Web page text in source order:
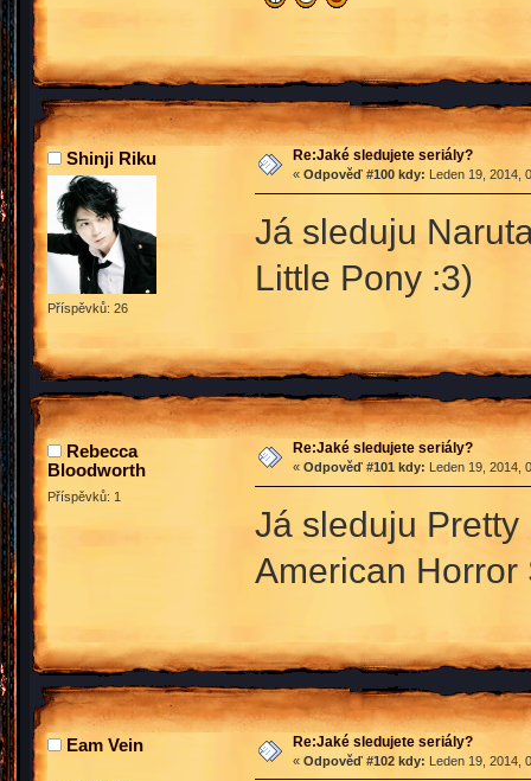
Shinji Riku
Příspěvků: 26
Re:Jaké sledujete seriály?
« Odpověď #100 kdy: Leden 19, 2014,
Já sleduju
Little Pony :3)
Rebecca
Bloodworth
Příspěvků: 1
Re:Jaké sledujete seriály?
« Odpověď #101 kdy: Leden 19, 2014,
Já sleduju Pretty
American
Eam Vein Re:Jaké sledujete seriály?
« Odpověď #102 kdy: Leden 19, 2014,